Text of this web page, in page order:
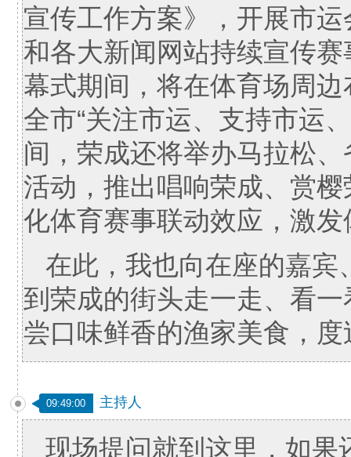
宣传工作方案》，开展市
和各大新闻网站持续宣传
幕式期间，将在体育场周
全市“关注市运、支持市运
间，荣成还将举办马拉松
活动，推出唱响荣成、赏
化体育赛事联动效应，激
在此，我也向在座的嘉宾
到荣成的街头走一走、看
尝口味鲜香的渔家美食，
09:49:00 主持人
现场提问就到这里，如果